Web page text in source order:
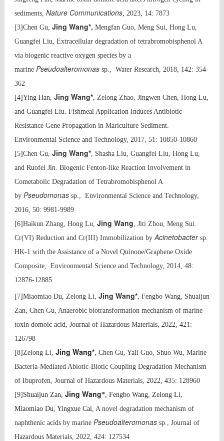
sediments, Nature Communications, 2023, 14: 7873
[3]Chen Gu, Jing Wang*, Mengfan Guo, Meng Sui, Hong Lu,
Guangfei Liu, Extracellular degradation of tetrabromobisphenol A
via biogenic reactive oxygen species by a
marine Pseudoalteromonas sp., Water Research, 2018, 142: 354-
362
[4]Ying Han, Jing Wang*, Zelong Zhao, Jingwen Chen, Hong Lu,
and Guangfei Liu. Fishmeal Application Induces Antibiotic
Resistance Gene Propagation in Mariculture Sediment.
Environmental Science and Technology, 2017, 51: 10850-10860
[5]Chen Gu, Jing Wang*, Shasha Liu, Guangfei Liu, Hong Lu,
and Ruofei Jin. Biogenic Fenton-like Reaction Involvement in
Cometabolic Degradation of Tetrabromobisphenol A
byPseudomonassp., Environmental Science and Technology,
2016, 50: 9981-9989
[6]Haikun Zhang, Hong Lu, Jing Wang, Jiti Zhou, Meng Sui.
Cr(VI) Reduction and Cr(III) Immobilization byAcinetobacter sp.
HK‑1 with the Assistance of a Novel Quinone/Graphene Oxide
Composite, Environmental Science and Technology, 2014, 48:
12876-12885
[7]Miaomiao Du, Zelong Li, Jing Wang*, Fengbo Wang, Shuaijun
Zan, Chen Gu, Anaerobic biotransformation mechanism of marine
toxin domoic acid, Journal of Hazardous Materials, 2022, 421:
126798
[8]Zelong Li, Jing Wang*, Chen Gu, Yali Guo, Shuo Wu, Marine
Bacteria-Mediated Abiotic-Biotic Coupling Degradation Mechanism
of Ibuprofen, Journal of Hazardous Materials, 2022, 435: 128960
[9] Shuaijun Zan, Jing Wang*, Fengbo Wang, Zelong Li,
Miaomiao Du, Yingxue Cai, A novel degradation mechanism of
naphthenic acids by marine Pseudoalteromonassp., Journal of
Hazardous Materials, 2022, 424: 127534